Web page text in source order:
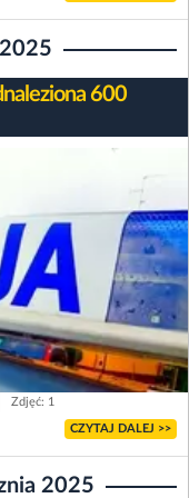
600
Zdjęć: 1
CZYTAJ DALEJ >>
2025